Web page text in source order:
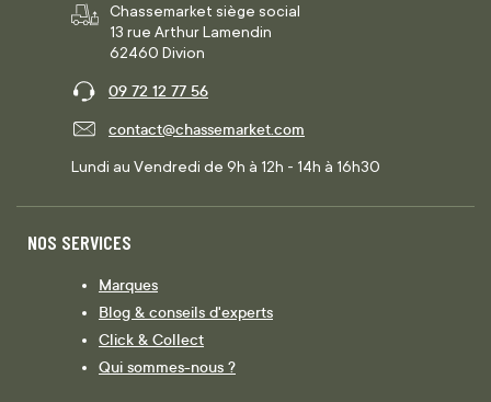
Chassemarket siège social
13 rue Arthur Lamendin
62460 Divion
09 72 12 77 56
contact@chassemarket.com
Lundi au Vendredi de 9h à 12h - 14h à 16h30
NOS SERVICES
Marques
Blog & conseils d'experts
Click & Collect
Qui sommes-nous ?